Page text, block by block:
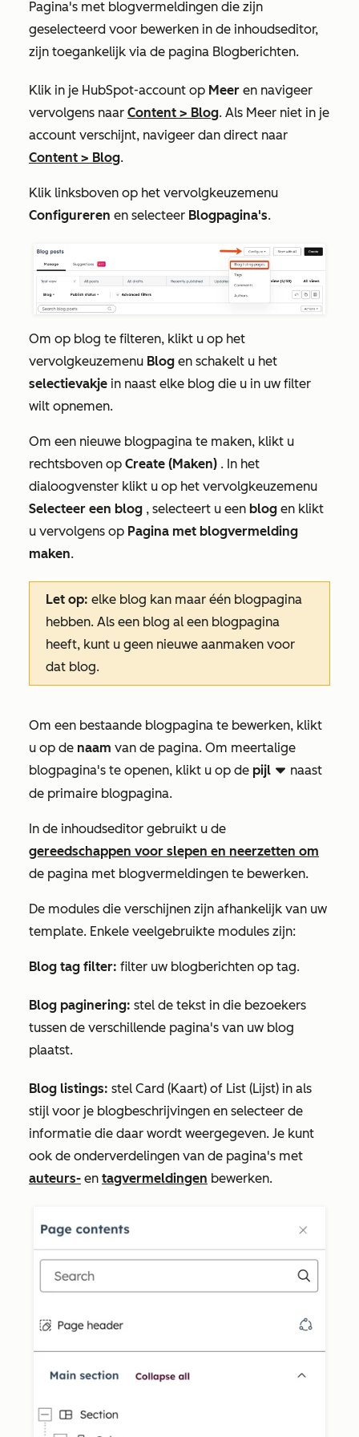
Pagina's met blogvermeldingen die zijn
geselecteerd voor bewerken in de inhoudseditor,
zijn toegankelijk via de pagina Blogberichten.
Klik in je HubSpot-account op Meer en navigeer
vervolgens naar Content > Blog. Als Meer niet in je
account verschijnt, navigeer dan direct naar
Content > Blog.
Klik linksboven op het vervolgkeuzemenu
Configureren en selecteer Blogpagina's.
Om op blog te filteren, klikt u op het
vervolgkeuzemenu Blog en schakelt u het
selectievakje in naast elke blog die u in uw filter
wilt opnemen.
Om een nieuwe blogpagina te maken, klikt u
rechtsboven op Create (Maken) . In het
dialoogvenster klikt u op het vervolgkeuzemenu
Selecteer een blog , selecteert u een blog en klikt
u vervolgens op Pagina met blogvermelding
maken.
Let op: elke blog kan maar één blogpagina
hebben. Als een blog al een blogpagina
heeft, kunt u geen nieuwe aanmaken voor
dat blog.
Om een bestaande blogpagina te bewerken, klikt
u op de naam van de pagina. Om meertalige
blogpagina's te openen, klikt u op de pijl downCarat naast
de primaire blogpagina.
In de inhoudseditor gebruikt u de
gereedschappen voor slepen en neerzetten om
de pagina met blogvermeldingen te bewerken.
De modules die verschijnen zijn afhankelijk van uw
template. Enkele veelgebruikte modules zijn:
Blog tag filter: filter uw blogberichten op tag.
Blog paginering: stel de tekst in die bezoekers
tussen de verschillende pagina's van uw blog
plaatst.
Blog listings: stel Card (Kaart) of List (Lijst) in als
stijl voor je blogbeschrijvingen en selecteer de
informatie die daar wordt weergegeven. Je kunt
ook de onderverdelingen van de pagina's met
auteurs- en tagvermeldingen bewerken.